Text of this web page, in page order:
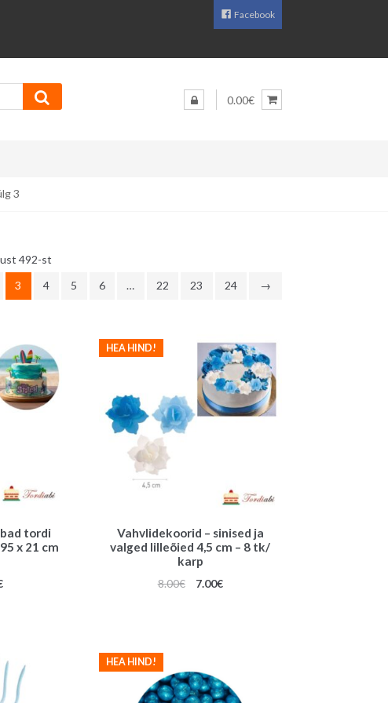
Facebook
0.00€
3
492-st
järgi
3 4 5 6 … 22 23 24 →
tordi
x 21 cm
Praegune
Vahvlidekoorid – sinised ja
valged lilleõied 4,5 cm – 8 tk/
karp
HEA HIND!
8.00€
Algne
7.00€Praegune
HEA HIND!